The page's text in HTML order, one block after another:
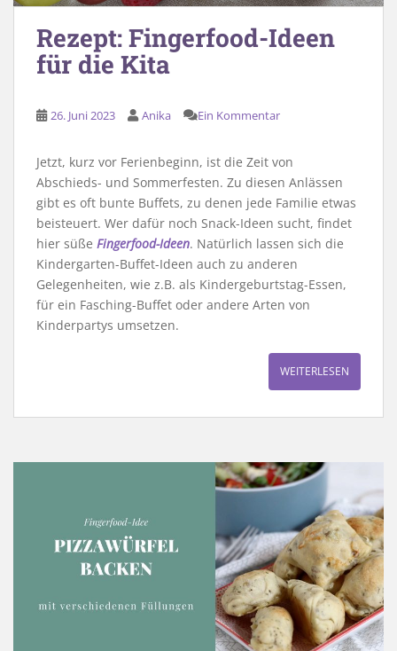
Rezept: Fingerfood-Ideen
für die Kita
26. Juni 2023 Anika Ein Kommentar
Jetzt, kurz vor Ferienbeginn, ist die Zeit von
Abschieds- und Sommerfesten. Zu diesen Anlässen
gibt es oft bunte Buffets, zu denen jede Familie etwas
beisteuert. Wer dafür noch Snack-Ideen sucht, findet
hier süße Fingerfood-Ideen. Natürlich lassen sich die
Kindergarten-Buffet-Ideen auch zu anderen
Gelegenheiten, wie z.B. als Kindergeburtstag-Essen,
für ein Fasching-Buffet oder andere Arten von
Kinderpartys umsetzen.
WEITERLESEN